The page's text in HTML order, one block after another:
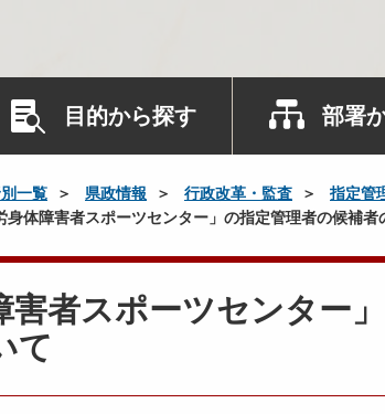
目的から探す 部署
一覧 県政情報 行政改革・監査 指定管
身体障害者スポーツセンター」の指定管理者の候補者
害者スポーツセンター
て